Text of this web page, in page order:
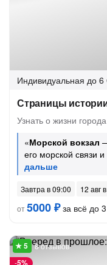
Индивидуальная до 6
Страницы
Узнать о жизни
«Морской вокзал
его морской связи
Завтра в 09:00
12 авг
от5000 ₽за всё до
-5%
8 отзывов